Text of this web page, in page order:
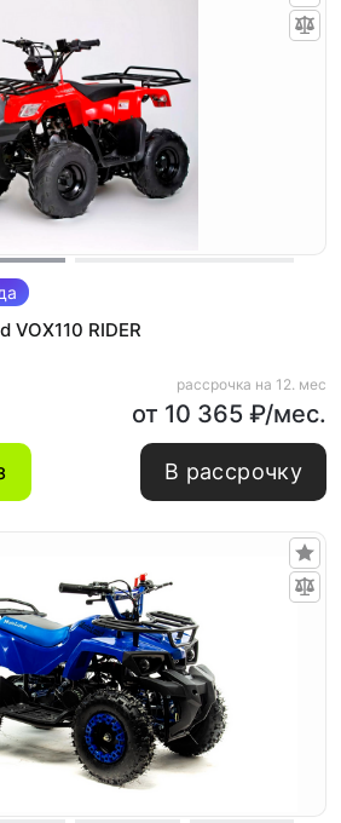
RIDER
рассрочка на 12. мес
от 10 365 ₽/мес.
В рассрочку